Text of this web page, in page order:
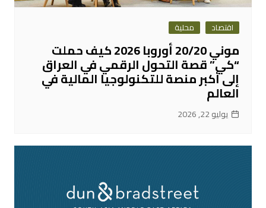
اقتصاد محلية
موني 20/20 أوروبا 2026 كيف حملت
“كي” قصة التحول الرقمي في العراق
إلى أكبر منصة للتكنولوجيا المالية في
العالم
يوليو 22, 2026